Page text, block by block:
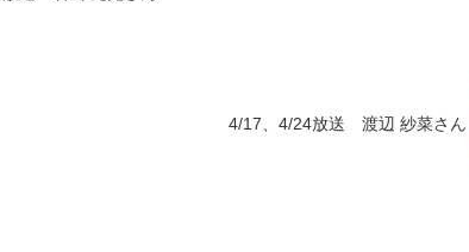
4/17、4/24放送 渡辺 紗菜さん